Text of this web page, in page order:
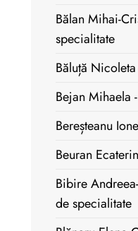
Bălan Mihai-
specialitate
Băluță
Bejan Mihaela
Bereșteanu
Beuran
Bibire
de specialitate